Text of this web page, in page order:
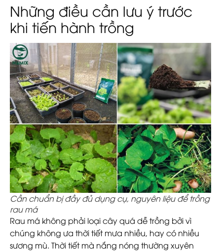
Những điều cần lưu ý trước
khi tiến hành trồng
Cần chuẩn bị đầy đủ dụng cụ, nguyên liệu để trồng
rau má
Rau má không phải loại cây quá dễ trồng bởi vì
chúng không ưa thời tiết mưa nhiều, hay có nhiều
sương mù. Thời tiết mà nắng nóng thường xuyên